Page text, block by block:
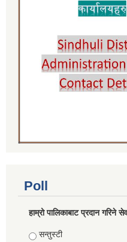
Poll
हाम्रो पालिकाबाट प्रदान गरिने
Choices
सन्तुस्टी